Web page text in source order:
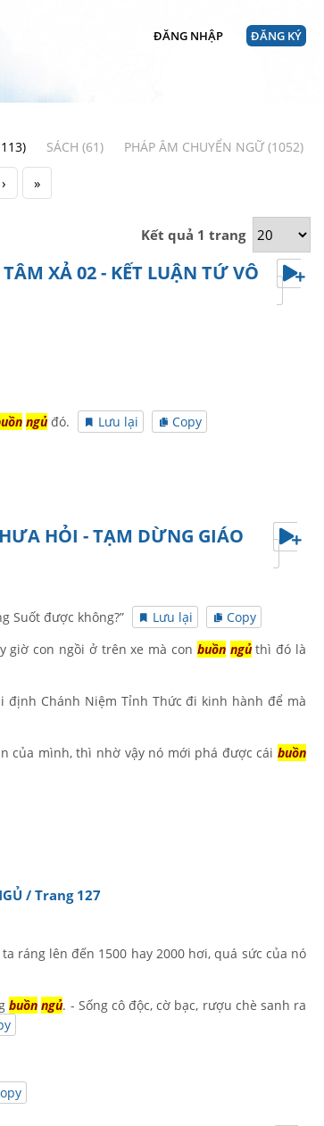
ĐĂNG NHẬP ĐĂNG KÝ
SÁCH (61) PHÁP ÂM CHUYỂN NGỮ (1052)
› »
Kết quả 1 trang
XẢ 02 - KẾT LUẬN TỨ VÔ
ngủđó. Lưu lại
Copy
HỎI - TẠM DỪNG GIÁO
Suốt được không?” Lưu lại
Copy
giờ con ngồi ở trên xe mà con buồn ngủthì đó là
Chánh Niệm Tỉnh Thức đi kinh hành để mà
của mình, thì nhờ vậy nó mới phá được cáibuồn
/ Trang 127
ráng lên đến 1500 hay 2000 hơi, quá sức của nó
buồn ngủ. - Sống cô độc, cờ bạc, rượu chè sanh ra